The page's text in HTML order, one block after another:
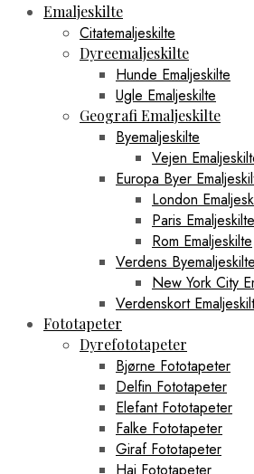
Emaljeskilte
Citatemaljeskilte
Dyreemaljeskilte
Hunde Emaljeskilte
Ugle Emaljeskilte
Geografi Emaljeskilte
Byemaljeskilte
Vejen
Europa Byer
London
Paris Emaljeskilte
Rom Emaljeskilte
Verdens Byemaljeskilte
New York City
Verdenskort
Fototapeter
Dyrefototapeter
Bjørne Fototapeter
Delfin Fototapeter
Elefant Fototapeter
Falke Fototapeter
Giraf Fototapeter
Haj Fototapeter